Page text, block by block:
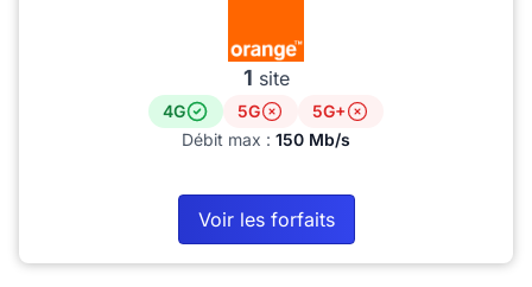
1 site
4G 5G
5G+
Débit max : 150 Mb/s
Voir les forfaits